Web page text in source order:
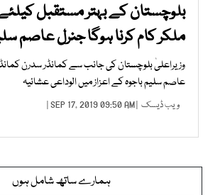
بلوچستان کے بہتر مستقبل
ملکر کام کرنا ہوگا جنرل عاصم
وزیراعلیٰ بلوچستان کی جانب سے کمانڈر سدرن
عاصم سلیم باجوہ کے اعزاز میں الوداعی عشائیہ
ویب ڈیسک | SEP 17, 2019 09:50 AM |
ہمارے ساتھ شامل ہوں